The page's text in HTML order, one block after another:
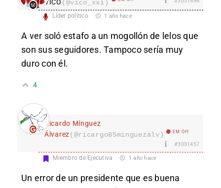
VICO (@vico_xxi)
Líder político 1 año hace
A ver soló estafo a un mogollón de lelos que
son sus seguidores. Tampoco sería muy
duro con él.
4
Ricardo Mínguez
Álvarez(@ricargo85minguezalv) EM Off
#3031457
Miembro de Ejecutiva 1 año hace
Un error de un presidente que es buena